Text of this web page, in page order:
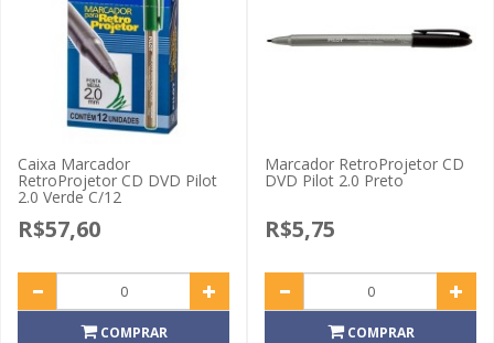
Caixa Marcador
RetroProjetor CD DVD Pilot
2.0 Verde C/12
R$57,60
COMPRAR
Marcador RetroProjetor CD
DVD Pilot 2.0 Preto
R$5,75
COMPRAR